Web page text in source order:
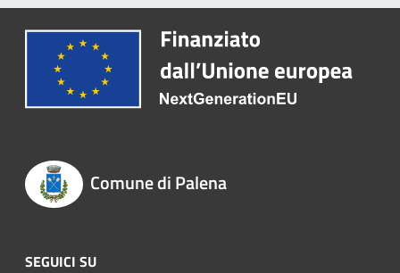
Comune di Palena
SEGUICI SU